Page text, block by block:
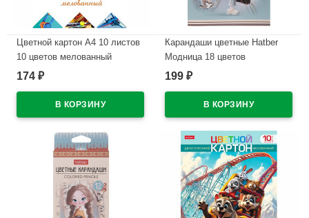
Цветной картон А4 10 листов
10 цветов мелованный
двухсторонний Hatber
арт.10Кц4_25049
174 ₽
Карандаши цветные Hatber
Модница 18 цветов
заточенные трехгранные
199 ₽